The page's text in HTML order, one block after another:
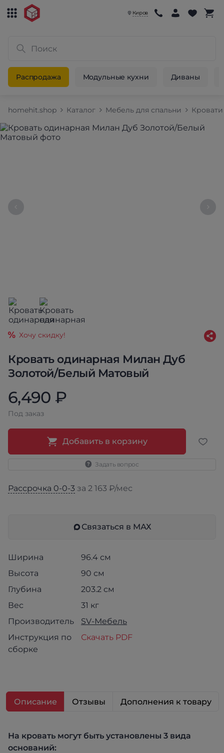
Киров
Распродажа Модульные кухни Диваны
homehit.shop Каталог Мебель для спальни Кровати
Кровать одинарная Милан Дуб
Золотой/Белый Матовый
Хочу скидку!
6,490 ₽
Под заказ
Добавить в корзину
Задать вопрос
Рассрочка 0-0-3 за 2 163 ₽/мес
Связаться в МАХ
Ширина
96.4 см
Высота
90 см
Глубина
203.2 см
Вес
31 кг
Производитель
SV-Мебель
Инструкция по
сборке
Скачать PDF
Описание Отзывы Дополнения к товару
На кровать могут быть установлены 3 вида
оснований: